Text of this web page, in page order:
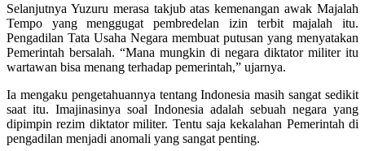
Selanjutnya Yuzuru merasa takjub atas kemenangan awak Majalah
Tempo yang menggugat pembredelan izin terbit majalah itu.
Pengadilan Tata Usaha Negara membuat putusan yang menyatakan
Pemerintah bersalah. “Mana mungkin di negara diktator militer itu
wartawan bisa menang terhadap pemerintah,” ujarnya.
Ia mengaku pengetahuannya tentang Indonesia masih sangat sedikit
saat itu. Imajinasinya soal Indonesia adalah sebuah negara yang
dipimpin rezim diktator militer. Tentu saja kekalahan Pemerintah di
pengadilan menjadi anomali yang sangat penting.